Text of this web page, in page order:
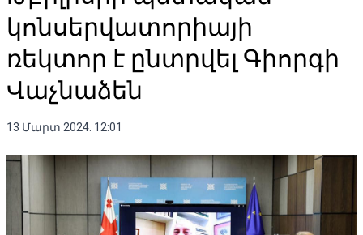
կոնսերվատորիայի
ռեկտոր է ընտրվել Գիորգի
Վաչնաձեն
13 Մարտ 2024. 12:01